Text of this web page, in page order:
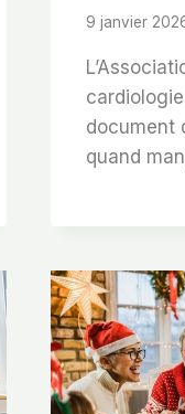
9 janvier
document
quand